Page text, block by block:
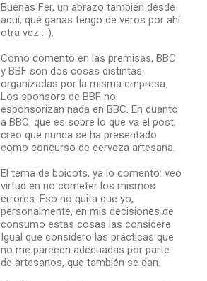
Buenas Fer, un abrazo también desde
aquí, qué ganas tengo de veros por ahí
otra vez :-).
Como comento en las premisas, BBC
y BBF son dos cosas distintas,
organizadas por la misma empresa.
Los sponsors de BBF no
esponsorizan nada en BBC. En cuanto
a BBC, que es sobre lo que va el post,
creo que nunca se ha presentado
como concurso de cerveza artesana.
El tema de boicots, ya lo comento: veo
virtud en no cometer los mismos
errores. Eso no quita que yo,
personalmente, en mis decisiones de
consumo estas cosas las considere.
Igual que considero las prácticas que
no me parecen adecuadas por parte
de artesanos, que también se dan.